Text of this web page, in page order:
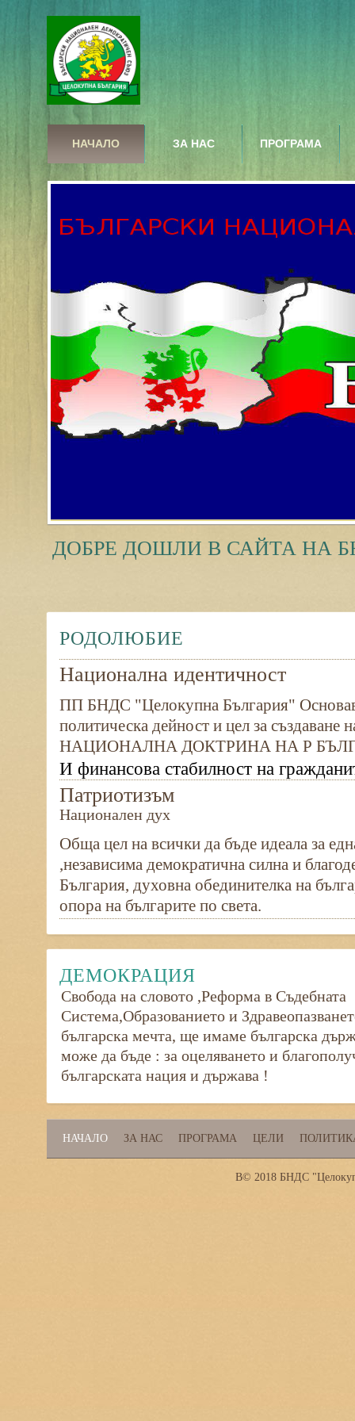
НАЧАЛО ЗА НАС ПРОГРАМА
ДОБРЕ ДОШЛИ В САЙТА НА
РОДОЛЮБИЕ
Национална идентичност
ПП БНДС "Целокупна България"
политическа дейност и цел за създаване
НАЦИОНАЛНА ДОКТРИНА НА Р
И финансова стабилност на
Патриотизъм
Национален дух
Обща цел на всички да бъде идеала за
,независима демократична силна и
България, духовна обединителка на
опора на българите по света.
ДЕМОКРАЦИЯ
Свобода на словото ,Реформа в Съдебната
Система,Образованието и
българска мечта, ще имаме българска
може да бъде : за оцеляването и
българската нация и държава !
НАЧАЛО ЗА НАС ПРОГРАМА ЦЕЛИ
В© 2018 БНДС